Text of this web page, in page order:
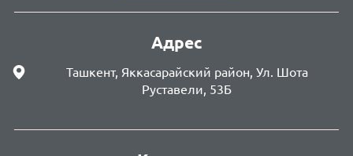
Адрес
Ташкент, Яккасарайский район, Ул. Шота
Руставели, 53Б